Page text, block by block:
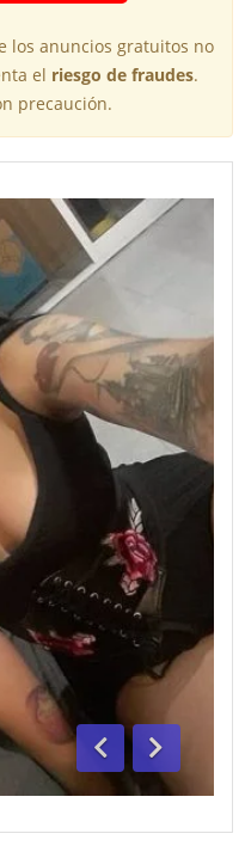
los anuncios gratuitos no
el riesgo de fraudes.
precaución.
AnteriorSiguiente